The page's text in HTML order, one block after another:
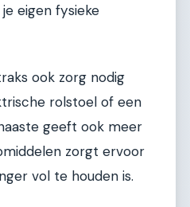
eigen fysieke
ook zorg nodig
rolstoel of een
geeft ook meer
zorgt ervoor
vol te houden is.